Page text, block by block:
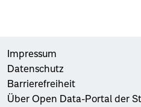
Impressum
Datenschutz
Barrierefreiheit
Über Open Data-Portal der